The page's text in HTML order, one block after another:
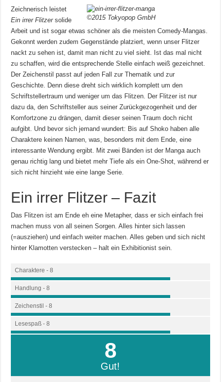
©2015 Tokyopop GmbH
Zeichnerisch leistet
Ein irrer Flitzersolide
Arbeit und ist sogar etwas schöner als die meisten Comedy-Mangas.
Gekonnt werden zudem Gegenstände platziert, wenn unser Flitzer
nackt zu sehen ist, damit man nicht zu viel sieht. Ist das mal nicht
zu schaffen, wird die entsprechende Stelle einfach weiß gezeichnet.
Der Zeichenstil passt auf jeden Fall zur Thematik und zur
Geschichte. Denn diese dreht sich wirklich komplett um den
Schriftstellertraum und weniger um das Flitzen. Der Flitzer ist nur
dazu da, den Schriftsteller aus seiner Zurückgezogenheit und der
Komfortzone zu drängen, damit dieser seinen Traum doch nicht
aufgibt. Und bevor sich jemand wundert: Bis auf Shoko haben alle
Charaktere keinen Namen, was, besonders mit dem Ende, eine
interessante Wendung ergibt. Mit zwei Bänden ist der Manga auch
genau richtig lang und bietet mehr Tiefe als ein One-Shot, während er
sich nicht hinzieht wie eine lange Serie.
Ein irrer Flitzer – Fazit
Das Flitzen ist am Ende eh eine Metapher, dass er sich einfach frei
machen muss von all seinen Sorgen. Alles hinter sich lassen
(=ausziehen) und einfach weiter machen. Alles geben und sich nicht
hinter Klamotten verstecken – halt ein Exhibitionist sein.
Charaktere - 8
Handlung - 8
Zeichenstil - 8
Lesespaß - 8
8
Gut!